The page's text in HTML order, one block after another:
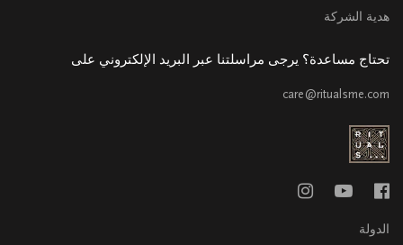
هدية الشركة
تحتاج مساعدة؟ يرجى مراسلتنا عبر البريد الإلكتروني على
care@ritualsme.com
الدولة